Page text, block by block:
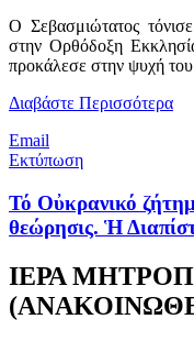
Ο Σεβασμιώτατος
στην Ορθόδοξη
προκάλεσε στην ψυχή
Διαβάστε Περισσότερα
Email
Εκτύπωση
Τό Οὐκρανικό
θεώρησις. Ἡ
ΙΕΡΑ